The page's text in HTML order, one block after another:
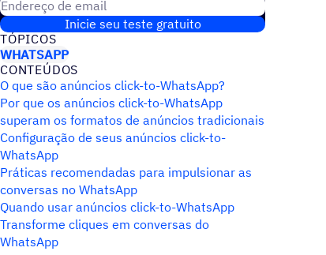
Endereço de email
Inicie seu teste gratuito
TÓPICOS
WHATSAPP
CONTEÚDOS
O que são anúncios click-to-WhatsApp?
Por que os anúncios click-to-WhatsApp
superam os formatos de anúncios tradicionais
Configuração de seus anúncios click-to-
WhatsApp
Práticas recomendadas para impulsionar as
conversas no WhatsApp
Quando usar anúncios click-to-WhatsApp
Transforme cliques em conversas do
WhatsApp